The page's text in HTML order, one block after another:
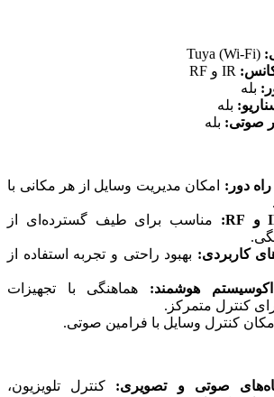
بله
بله
صوتی: بله
دور: امکان مدیریت وسایل از هر مکانی با
مناسب برای طیف گسترده‌ای از
کاربردی: بهبود راحتی و تجربه استفاده از
هوشمند: هماهنگی با تجهیزات
کنترل متمرکز.
امکان کنترل وسایل با فرامین صوتی.
صوتی و تصویری: کنترل تلویزیون،